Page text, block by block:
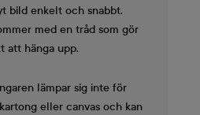
bild enkelt och snabbt.
med en tråd som gör
att hänga upp.
lämpar sig inte för
eller canvas och kan